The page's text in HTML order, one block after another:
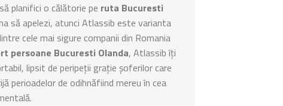
planifici o călătorie pe ruta Bucuresti
să apelezi, atunci Atlassib este varianta
cele mai sigure companii din Romania
persoane Bucuresti Olanda, Atlassib îți
lipsit de peripeții grație șoferilor care
perioadelor de odihnăfiind mereu în cea